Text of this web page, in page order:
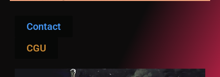
Contact
CGU